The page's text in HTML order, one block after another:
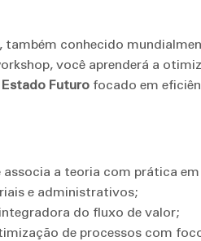
também conhecido
você aprenderá a
Futuro focado em
associa a teoria com prática
e administrativos;
do fluxo de valor;
de processos com